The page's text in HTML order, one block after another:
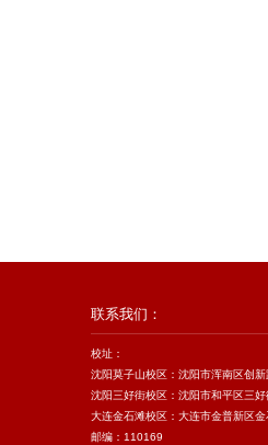
联系我们：
校址：
沈阳莫子山校区：沈阳市浑南区创
沈阳三好街校区：沈阳市和平区三
大连金石滩校区：大连市金普新区
邮编：110169